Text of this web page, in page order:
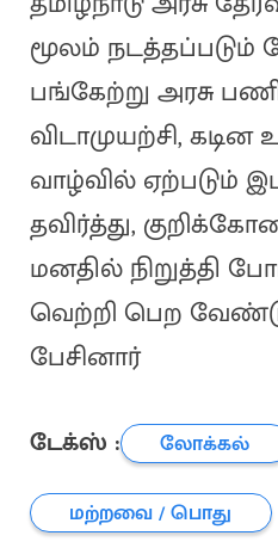
மூலம் நடத்தப்படும்
பங்கேற்று அரசு
விடாமுயற்சி,
வாழ்வில் ஏற்படும்
தவிர்த்து,
மனதில் நிறுத்தி
வெற்றி பெற
பேசினார்
டேக்ஸ் :
லோக்கல்
மற்றவை / பொது